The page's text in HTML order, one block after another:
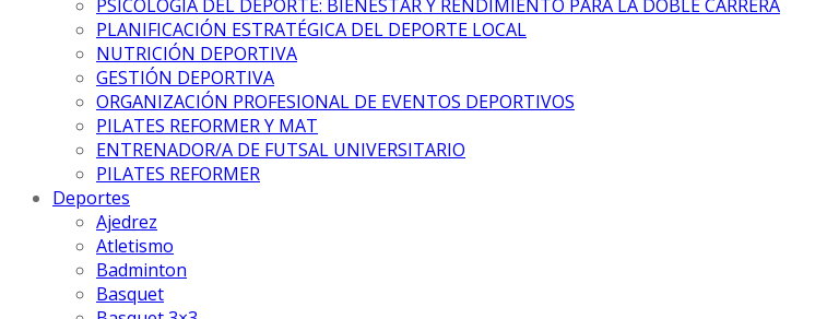
PSICOLOGÍA DEL DEPORTE: BIENESTAR Y RENDIMIENTO PARA LA DOBLE CARRERA
PLANIFICACIÓN ESTRATÉGICA DEL DEPORTE LOCAL
NUTRICIÓN DEPORTIVA
GESTIÓN DEPORTIVA
ORGANIZACIÓN PROFESIONAL DE EVENTOS DEPORTIVOS
PILATES REFORMER Y MAT
ENTRENADOR/A DE FUTSAL UNIVERSITARIO
PILATES REFORMER
Deportes
Ajedrez
Atletismo
Badminton
Basquet